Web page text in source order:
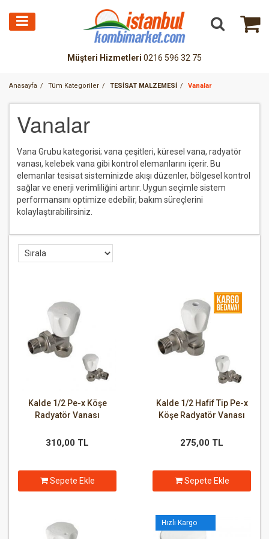
Müşteri Hizmetleri 0216 596 32 75
Anasayfa Tüm Kategoriler TESİSAT MALZEMESİ Vanalar
Vanalar
Vana Grubu kategorisi; vana çeşitleri, küresel vana, radyatör
vanası, kelebek vana gibi kontrol elemanlarını içerir. Bu
elemanlar tesisat sisteminizde akışı düzenler, bölgesel kontrol
sağlar ve enerji verimliliğini artırır. Uygun seçimle sistem
performansını optimize edebilir, bakım süreçlerini
kolaylaştırabilirsiniz.
Kalde 1/2 Pe-x Köşe
Radyatör Vanası
310,00 TL
Sepete Ekle
Kalde 1/2 Hafif Tip Pe-x
Köşe Radyatör Vanası
275,00 TL
Sepete Ekle
Hızlı Kargo